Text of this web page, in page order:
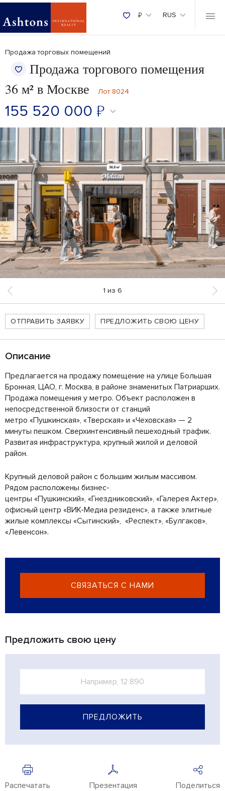
₽ RUS
Продажа торговых помещений
Продажа торгового помещения
36 м² в Москве
Лот 8024
155 520 000 ₽
1 из 6
ОТПРАВИТЬ ЗАЯВКУ ПРЕДЛОЖИТЬ СВОЮ ЦЕНУ
Описание
Предлагается на продажу помещение на улице Большая
Бронная, ЦАО, г. Москва, в районе знаменитых Патриарших.
Продажа помещения у метро. Объект расположен в
непосредственной близости от станций
метро «Пушкинская», «Тверская» и «Чеховская» — 2
минуты пешком. Сверхинтенсивный пешеходный трафик.
Развитая инфраструктура, крупный жилой и деловой
район.
Крупный деловой район с большим жилым массивом.
Рядом расположены бизнес-
центры «Пушкинский», «Гнездниковский», «Галерея Актер»,
офисный центр «ВИК-Медиа резиденс», а также элитные
жилые комплексы «Сытинский», «Респект», «Булгаков»,
«Левенсон».
СВЯЗАТЬСЯ С НАМИ
Предложить свою цену
ПРЕДЛОЖИТЬ
Распечатать Презентация Поделиться